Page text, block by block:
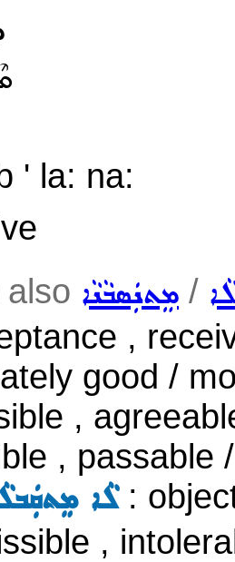
' la: na:
ܡܸܬܢܲܣܒܵܢܵܐ /
,
good /
,
,
ܠܵܐ:
,